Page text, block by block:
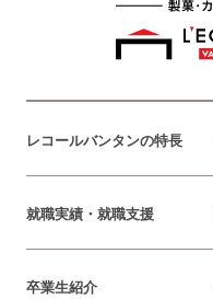
レコールバンタンの特長
就職実績・就職支援
卒業生紹介